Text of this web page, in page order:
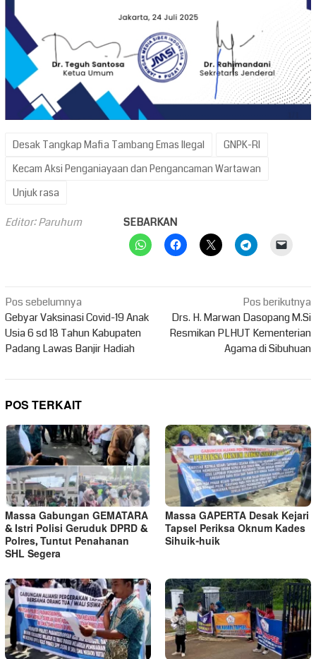
Desak Tangkap Mafia Tambang Emas Ilegal
GNPK-RI
Kecam Aksi Penganiayaan dan Pengancaman Wartawan
Unjuk rasa
Editor: Paruhum SEBARKAN
Navigasi
pos
Pos sebelumnya
Gebyar Vaksinasi Covid-19 Anak
Usia 6 sd 18 Tahun Kabupaten
Padang Lawas Banjir Hadiah
Pos berikutnya
Drs. H. Marwan Dasopang M.Si
Resmikan PLHUT Kementerian
Agama di Sibuhuan
POS TERKAIT
Massa Gabungan GEMATARA
& Istri Polisi Geruduk DPRD &
Polres, Tuntut Penahanan
SHL Segera
Massa GAPERTA Desak Kejari
Tapsel Periksa Oknum Kades
Sihuik-huik